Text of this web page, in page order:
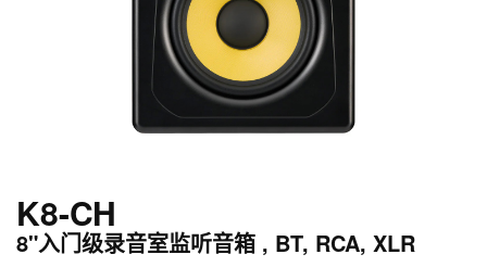
K8-CH
8"入门级录音室监听音箱 , BT, RCA, XLR